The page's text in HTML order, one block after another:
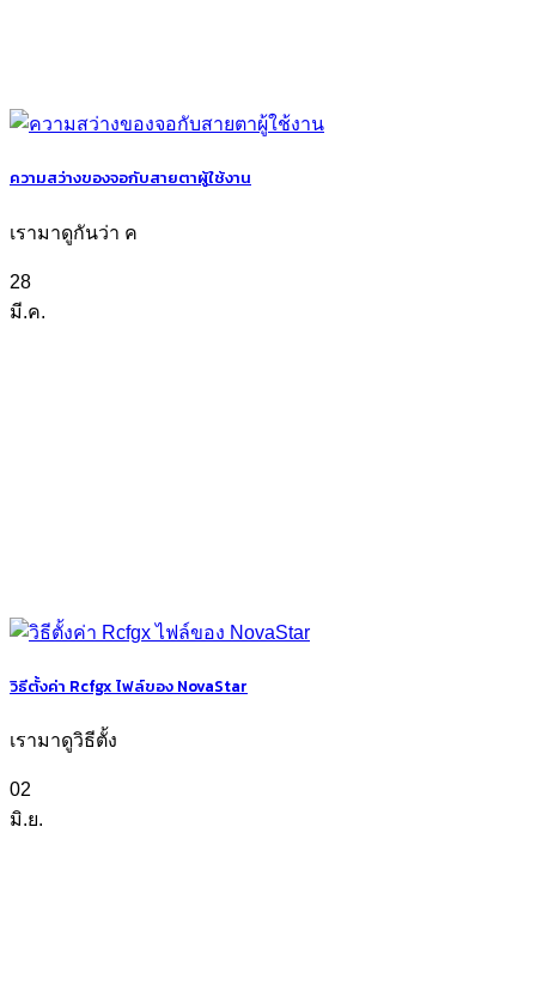
ความสว่างของจอกับสายตาผู้ใช้งาน
เรามาดูกันว่า ค
28
มี.ค.
วิธีตั้งค่า Rcfgx ไฟล์ของ NovaStar
เรามาดูวิธีตั้ง
02
มิ.ย.